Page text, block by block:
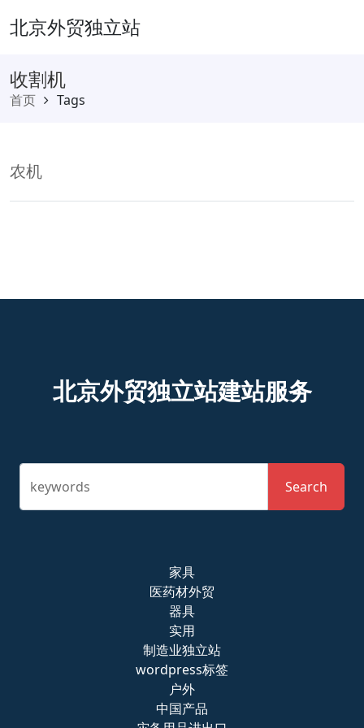
北京外贸独立站
收割机
首页 Tags
农机
北京外贸独立站建站服务
keywords Search
家具
医药材外贸
器具
实用
制造业独立站
wordpress标签
户外
中国产品